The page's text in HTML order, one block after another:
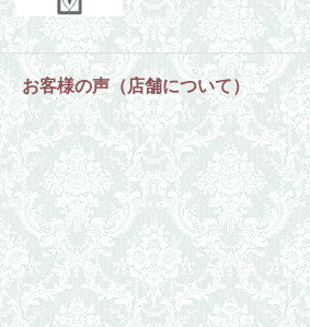
お客様の声（店舗について）